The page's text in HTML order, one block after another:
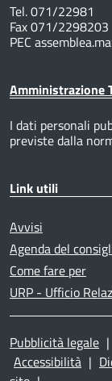
Tel. 071/22981
Fax 071/2298203
PEC
Amministrazione
I dati personali
previste dalla
Link utili
Avvisi
Agenda del
Come fare per
URP - Ufficio
Pubblicità legale |
Accessibilità |